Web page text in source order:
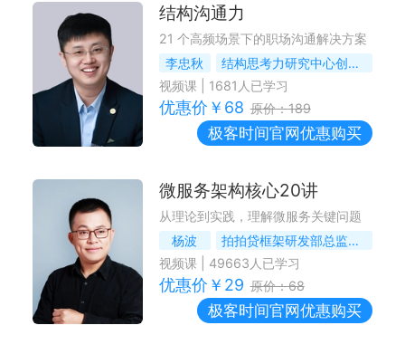
结构沟通力
21 个高频场景下的职场沟通解决方案
李忠秋
结构思考力研究中心创始人
视频课| 1681 人已学习
优惠价￥ 68 原价：189
极客时间官网优惠购买
微服务架构核心20讲
从理论到实践，理解微服务关键问题
杨波
拍拍贷框架研发部总监，资深架构师，微服务技术专家
视频课| 49663 人已学习
优惠价￥ 29 原价：68
极客时间官网优惠购买